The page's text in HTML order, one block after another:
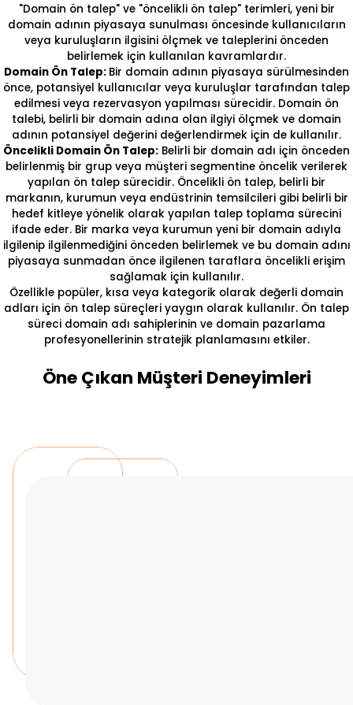
"Domain ön talep" ve "öncelikli ön talep" terimleri, yeni bir
domain adının piyasaya sunulması öncesinde kullanıcıların
veya kuruluşların ilgisini ölçmek ve taleplerini önceden
belirlemek için kullanılan kavramlardır.
Domain Ön Talep: Bir domain adının piyasaya sürülmesinden
önce, potansiyel kullanıcılar veya kuruluşlar tarafından talep
edilmesi veya rezervasyon yapılması sürecidir. Domain ön
talebi, belirli bir domain adına olan ilgiyi ölçmek ve domain
adının potansiyel değerini değerlendirmek için de kullanılır.
Öncelikli Domain Ön Talep: Belirli bir domain adı için önceden
belirlenmiş bir grup veya müşteri segmentine öncelik verilerek
yapılan ön talep sürecidir. Öncelikli ön talep, belirli bir
markanın, kurumun veya endüstrinin temsilcileri gibi belirli bir
hedef kitleye yönelik olarak yapılan talep toplama sürecini
ifade eder. Bir marka veya kurumun yeni bir domain adıyla
ilgilenip ilgilenmediğini önceden belirlemek ve bu domain adını
piyasaya sunmadan önce ilgilenen taraflara öncelikli erişim
sağlamak için kullanılır.
Özellikle popüler, kısa veya kategorik olarak değerli domain
adları için ön talep süreçleri yaygın olarak kullanılır. Ön talep
süreci domain adı sahiplerinin ve domain pazarlama
profesyonellerinin stratejik planlamasını etkiler.
Öne Çıkan Müşteri Deneyimleri